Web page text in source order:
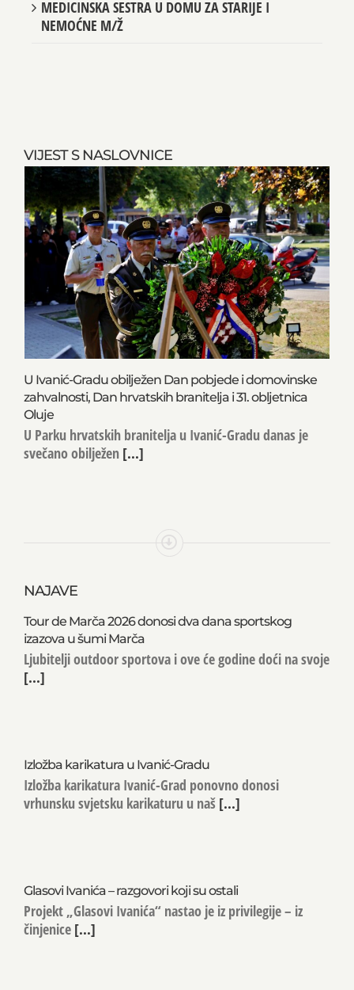
VIJEST S NASLOVNICE
U Ivanić-Gradu obilježen Dan pobjede i domovinske
zahvalnosti, Dan hrvatskih branitelja i 31. obljetnica
Oluje
U Parku hrvatskih branitelja u Ivanić-Gradu danas je
svečano obilježen [...]
NAJAVE
Tour de Marča 2026 donosi dva dana sportskog
izazova u šumi Marča
Ljubitelji outdoor sportova i ove će godine doći na svoje
[...]
Izložba karikatura u Ivanić-Gradu
Izložba karikatura Ivanić-Grad ponovno donosi
vrhunsku svjetsku karikaturu u naš [...]
Glasovi Ivanića – razgovori koji su ostali
Projekt „Glasovi Ivanića“ nastao je iz privilegije – iz
činjenice [...]
MEDICINSKA SESTRA U DOMU ZA STARIJE I
NEMOĆNE M/Ž